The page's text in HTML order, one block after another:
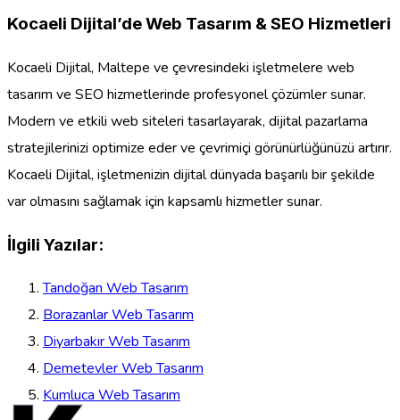
Kocaeli Dijital’de Web Tasarım & SEO Hizmetleri
Kocaeli Dijital, Maltepe ve çevresindeki işletmelere web
tasarım ve SEO hizmetlerinde profesyonel çözümler sunar.
Modern ve etkili web siteleri tasarlayarak, dijital pazarlama
stratejilerinizi optimize eder ve çevrimiçi görünürlüğünüzü artırır.
Kocaeli Dijital, işletmenizin dijital dünyada başarılı bir şekilde
var olmasını sağlamak için kapsamlı hizmetler sunar.
İlgili Yazılar:
Tandoğan Web Tasarım
Borazanlar Web Tasarım
Diyarbakır Web Tasarım
Demetevler Web Tasarım
Kumluca Web Tasarım